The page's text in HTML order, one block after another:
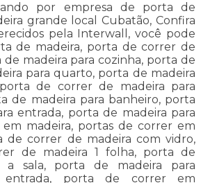
por empresa de porta de
grande local Cubatão, Confira
pela Interwall, você pode
de madeira, porta de correr de
de madeira para cozinha, porta de
para quarto, porta de madeira
de correr de madeira para
de madeira para banheiro, porta
entrada, porta de madeira para
madeira, portas de correr em
de correr de madeira com vidro,
de madeira 1 folha, porta de
a sala, porta de madeira para
entrada, porta de correr em